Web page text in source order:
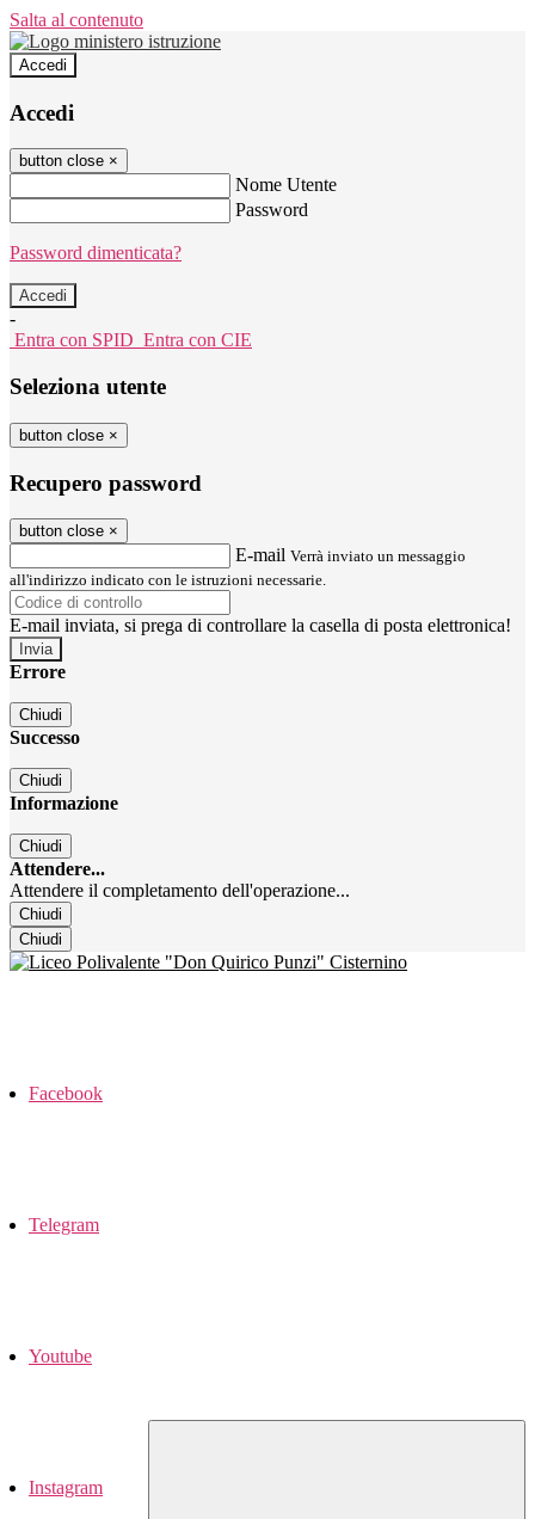
Salta al contenuto
Accedi
Accedi
button close ×
Nome Utente
Password
Password dimenticata?
-
Entra con SPID Entra con CIE
Seleziona utente
button close ×
Recupero password
button close ×
E-mail Verrà inviato un messaggio
all'indirizzo indicato con le istruzioni necessarie.
E-mail inviata, si prega di controllare la casella di posta elettronica!
Errore
Chiudi
Successo
Chiudi
Informazione
Chiudi
Attendere...
Attendere il completamento dell'operazione...
Chiudi
Chiudi
Facebook
Telegram
Youtube
Instagram